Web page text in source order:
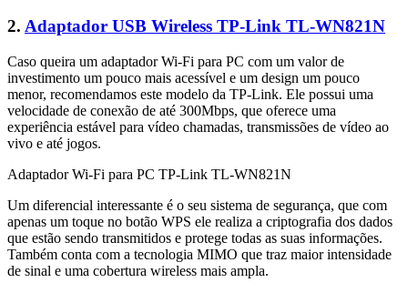
2. Adaptador USB Wireless TP-Link TL-WN821N
Caso queira um adaptador Wi-Fi para PC com um valor de
investimento um pouco mais acessível e um design um pouco
menor, recomendamos este modelo da TP-Link. Ele possui uma
velocidade de conexão de até 300Mbps, que oferece uma
experiência estável para vídeo chamadas, transmissões de vídeo ao
vivo e até jogos.
Adaptador Wi-Fi para PC TP-Link TL-WN821N
Um diferencial interessante é o seu sistema de segurança, que com
apenas um toque no botão WPS ele realiza a criptografia dos dados
que estão sendo transmitidos e protege todas as suas informações.
Também conta com a tecnologia MIMO que traz maior intensidade
de sinal e uma cobertura wireless mais ampla.